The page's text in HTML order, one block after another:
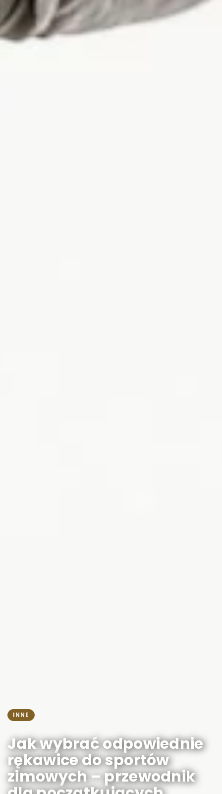
INNE
Jak wybrać odpowiednie
rękawice do sportów
zimowych – przewodnik